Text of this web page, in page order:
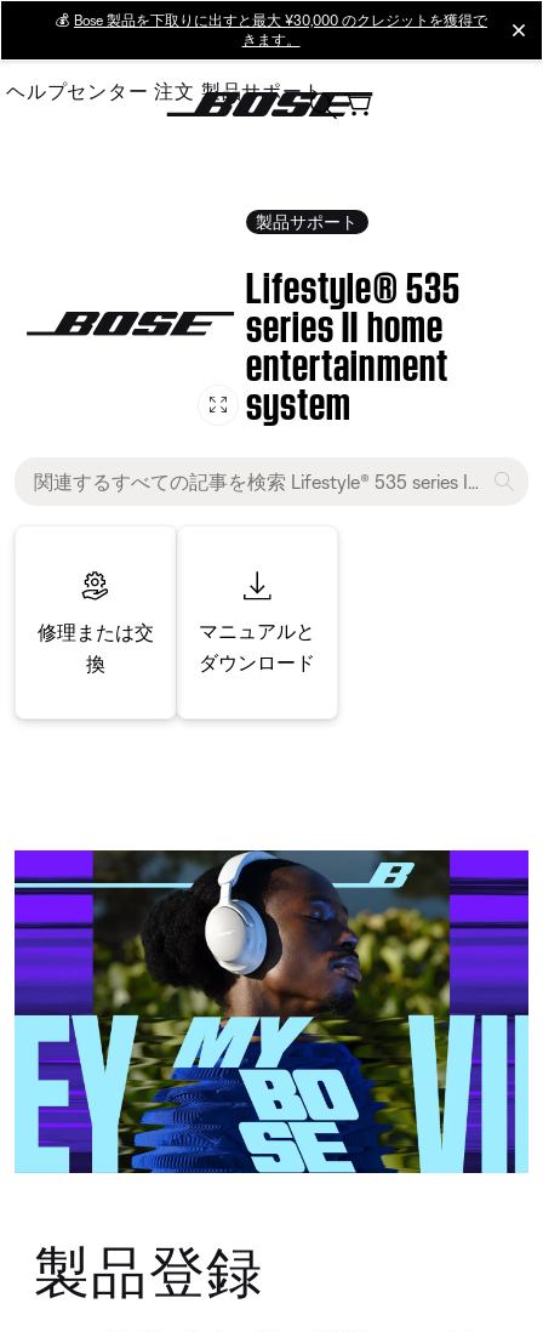
Main
💰 Bose 製品を下取りに出すと最大 ¥30,000 のクレジットを獲得で
きます。
ヘルプセンター 注文 製品サポート
製品サポート
Lifestyle® 535
series II home
entertainment
system
修理または交
換
マニュアルと
ダウンロード
製品登録